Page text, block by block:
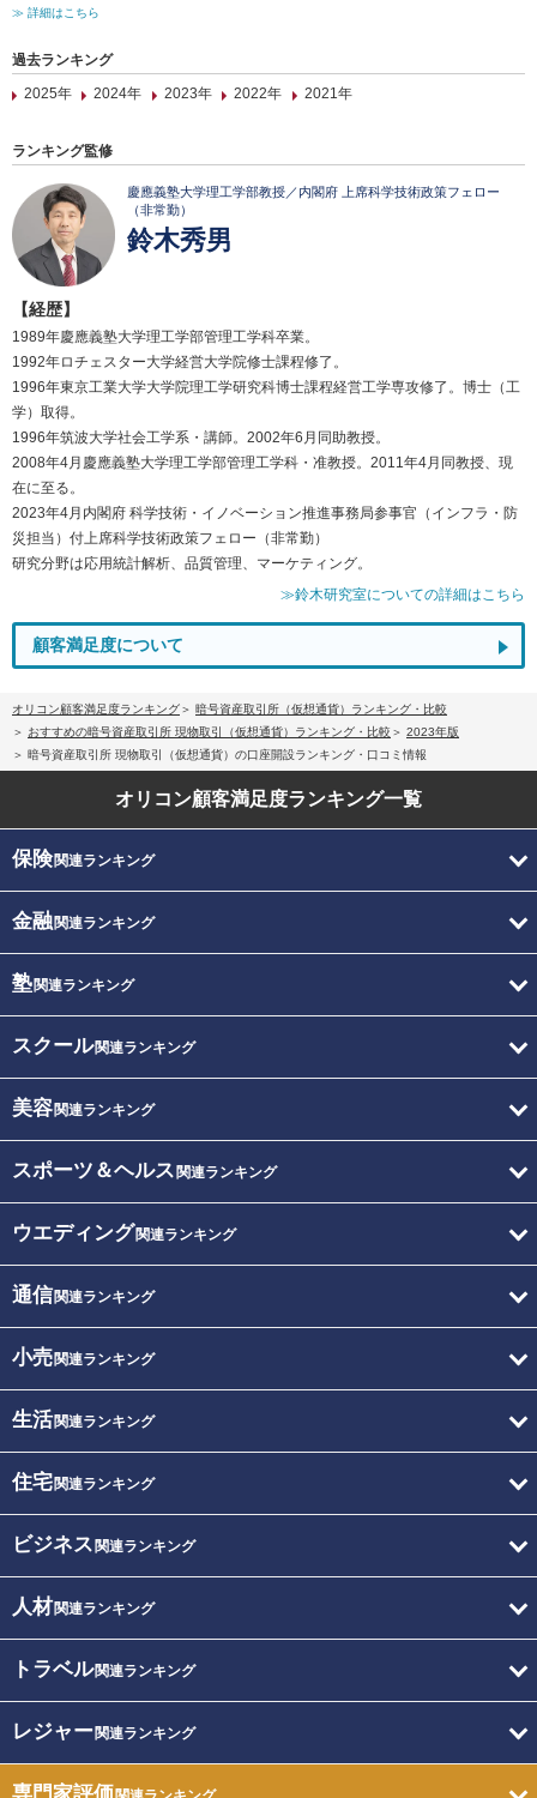
≫ 詳細はこちら
過去ランキング
2025年
2024年 2023年 2022年 2021年
ランキング監修
慶應義塾大学理工学部教授／内閣府 上席科学技術政策フェロー
（非常勤）
鈴木秀男
【経歴】
1989年慶應義塾大学理工学部管理工学科卒業。
1992年ロチェスター大学経営大学院修士課程修了。
1996年東京工業大学大学院理工学研究科博士課程経営工学専攻修了。博士（工
学）取得。
1996年筑波大学社会工学系・講師。2002年6月同助教授。
2008年4月慶應義塾大学理工学部管理工学科・准教授。2011年4月同教授、現
在に至る。
2023年4月内閣府 科学技術・イノベーション推進事務局参事官（インフラ・防
災担当）付上席科学技術政策フェロー（非常勤）
研究分野は応用統計解析、品質管理、マーケティング。
≫鈴木研究室についての詳細はこちら
顧客満足度について
オリコン顧客満足度ランキング
暗号資産取引所（仮想通貨）ランキング・比較
おすすめの暗号資産取引所 現物取引（仮想通貨）ランキング・比較
2023年版
暗号資産取引所 現物取引（仮想通貨）の口座開設ランキング・口コミ情報
オリコン顧客満足度ランキング一覧
保険関連ランキング
金融関連ランキング
塾関連ランキング
スクール関連ランキング
美容関連ランキング
スポーツ＆ヘルス 関連ランキング
ウエディング関連ランキング
通信関連ランキング
小売関連ランキング
生活関連ランキング
住宅関連ランキング
ビジネス 関連ランキング
人材関連ランキング
トラベル関連ランキング
レジャー関連ランキング